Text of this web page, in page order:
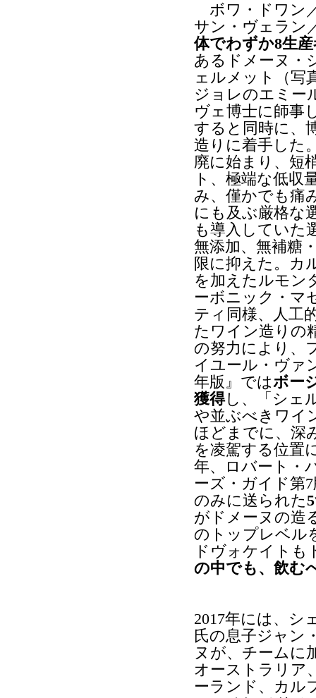
ボワ・ドワン
サン・ヴェラン
体でわずか8生
あるドメーヌ・
ェルメット（写
ジョレのエミー
ヴェ博士に師事
すると同時に、
造りに着手した
廃に始まり、短
ト、極端な低収
み、僅かでも痛
にも及ぶ厳格な
も導入していた
無添加、無補糖
限に抑えた。カ
を加えたルモン
ーボニック・マ
ティ同様、人工
たワイン造りの
の努力により、
イユール・ヴァ
年版』ではボー
獲得し、「シェ
や並ぶべきワイ
ほどまでに、深
を凌駕する位置
年、ロバート・
ーズ・ガイド第
のみに送られた
がドメーヌの造
のトップレベル
ドヴォケイトも
の中でも、飲む
2017年には、シ
氏の息子ジャン
ヌが、チームに
オーストラリア
ーランド、カル